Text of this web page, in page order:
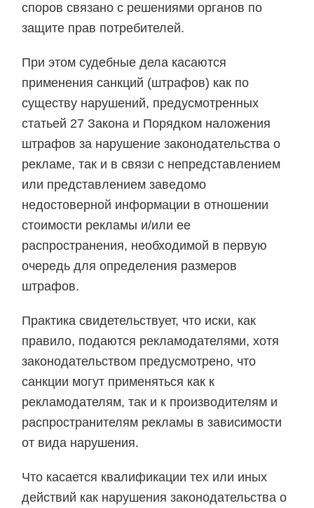
споров связано с решениями органов по
защите прав потребителей.
При этом судебные дела касаются
применения санкций (штрафов) как по
существу нарушений, предусмотренных
статьей 27 Закона и Порядком наложения
штрафов за нарушение законодательства о
рекламе, так и в связи с непредставлением
или представлением заведомо
недостоверной информации в отношении
стоимости рекламы и/или ее
распространения, необходимой в первую
очередь для определения размеров
штрафов.
Практика свидетельствует, что иски, как
правило, подаются рекламодателями, хотя
законодательством предусмотрено, что
санкции могут применяться как к
рекламодателям, так и к производителям и
распространителям рекламы в зависимости
от вида нарушения.
Что касается квалификации тех или иных
действий как нарушения законодательства о